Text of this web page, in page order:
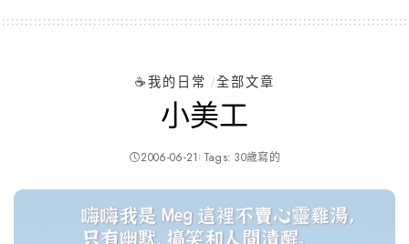
☕️我的日常 全部文章
小美工
2006-06-21 Tags: 30歲寫的